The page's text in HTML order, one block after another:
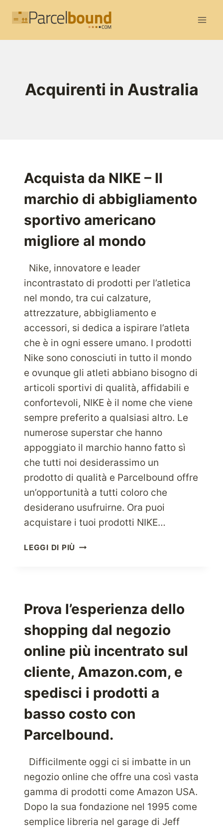
Acquirenti in Australia
Acquista da NIKE – Il
marchio di abbigliamento
sportivo americano
migliore al mondo
Nike, innovatore e leader
incontrastato di prodotti per l’atletica
nel mondo, tra cui calzature,
attrezzature, abbigliamento e
accessori, si dedica a ispirare l’atleta
che è in ogni essere umano. I prodotti
Nike sono conosciuti in tutto il mondo
e ovunque gli atleti abbiano bisogno di
articoli sportivi di qualità, affidabili e
confortevoli, NIKE è il nome che viene
sempre preferito a qualsiasi altro. Le
numerose superstar che hanno
appoggiato il marchio hanno fatto sì
che tutti noi desiderassimo un
prodotto di qualità e Parcelbound offre
un’opportunità a tutti coloro che
desiderano usufruirne. Ora puoi
acquistare i tuoi prodotti NIKE…
LEGGI DI PIÙ ACQUISTA
MARCHIO
DI
ABBIGLIAMENTO
SPORTIVO
AMERICANO
MIGLIORE
AL
MONDO
Prova l’esperienza dello
shopping dal negozio
online più incentrato sul
cliente, Amazon.com, e
spedisci i prodotti a
basso costo con
Parcelbound.
Difficilmente oggi ci si imbatte in un
negozio online che offre una così vasta
gamma di prodotti come Amazon USA.
Dopo la sua fondazione nel 1995 come
semplice libreria nel garage di Jeff